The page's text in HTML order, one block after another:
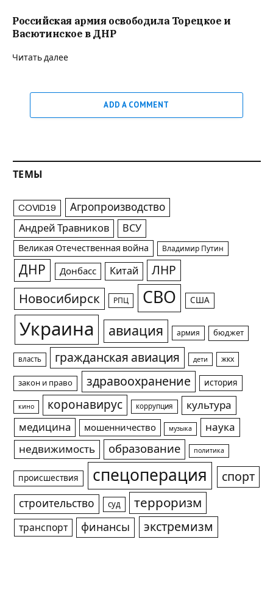
Российская армия освободила Торецкое и
Васютинское в ДНР
Читать далее
ADD A COMMENT
ТЕМЫ
COVID19 Агропроизводство
Андрей Травников ВСУ
Великая Отечественная война Владимир Путин
ДНР Донбасс Китай ЛНР
Новосибирск РПЦ СВО США
Украина авиация армия бюджет
власть гражданская авиация дети жкх
закон и право здравоохранение история
кино коронавирус коррупция
культура
медицина
мошенничество музыка
наука
недвижимость
образование политика
происшествия спецоперация спорт
строительство суд терроризм
транспорт финансы экстремизм